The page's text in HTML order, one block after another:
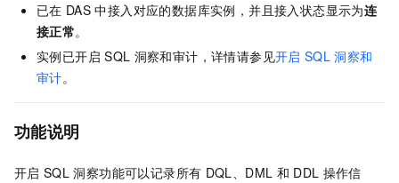
已在 DAS 中接入对应的数据库实例，并且接入状态显示为连
接正常。
实例已开启 SQL 洞察和审计，详情请参见开启 SQL 洞察和
审计。
功能说明
开启 SQL 洞察功能可以记录所有 DQL、DML 和 DDL 操作信